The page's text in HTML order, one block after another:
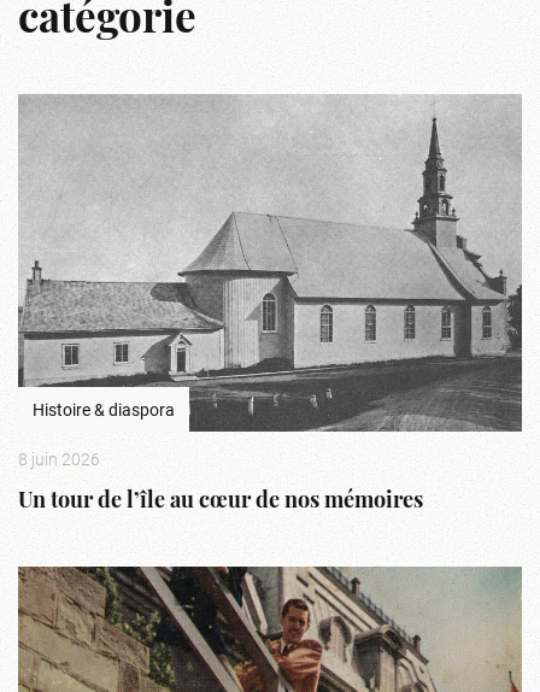
catégorie
Histoire & diaspora
8 juin 2026
Un tour de l’île au cœur de nos mémoires